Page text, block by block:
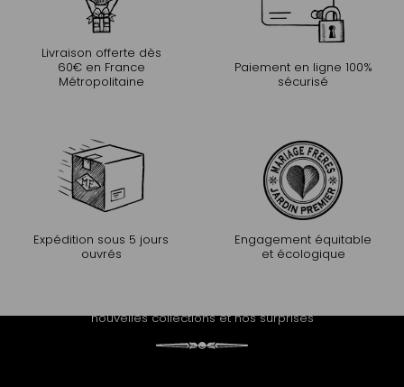
Livraison offerte dès
60€ en France
Métropolitaine
Paiement en ligne 100%
sécurisé
Expédition sous 5 jours
ouvrés
Engagement équitable
et écologique
nouvelles collections et nos surprises